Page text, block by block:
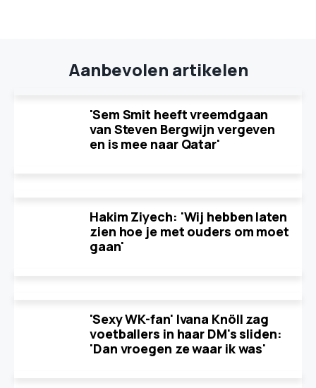
Aanbevolen artikelen
'Sem Smit heeft vreemdgaan
van Steven Bergwijn vergeven
en is mee naar Qatar'
Hakim Ziyech: 'Wij hebben laten
zien hoe je met ouders om moet
gaan'
'Sexy WK-fan' Ivana Knöll zag
voetballers in haar DM's sliden:
'Dan vroegen ze waar ik was'